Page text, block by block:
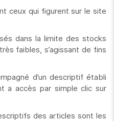
ceux qui figurent sur le site
dans la limite des stocks
faibles, s’agissant de fins
d’un descriptif établi
a accès par simple clic sur
des articles sont les